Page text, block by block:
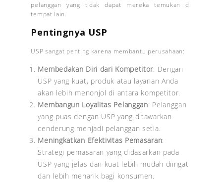
pelanggan yang tidak dapat mereka temukan di
tempat lain.
Pentingnya USP
USP sangat penting karena membantu perusahaan:
Membedakan Diri dari Kompetitor: Dengan
USP yang kuat, produk atau layanan Anda
akan lebih menonjol di antara kompetitor.
Membangun Loyalitas Pelanggan: Pelanggan
yang puas dengan USP yang ditawarkan
cenderung menjadi pelanggan setia.
Meningkatkan Efektivitas Pemasaran:
Strategi pemasaran yang didasarkan pada
USP yang jelas dan kuat lebih mudah diingat
dan lebih menarik bagi konsumen.